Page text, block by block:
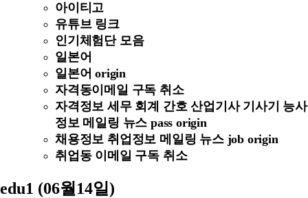
아이티고
유튜브 링크
인기체험단 모음
일본어
일본어 origin
자격동이메일 구독 취소
자격정보 세무 회계 간호 산업기사 기사기 능사
정보 메일링 뉴스 pass origin
채용정보 취업정보 메일링 뉴스 job origin
취업동 이메일 구독 취소
edu1 (06월14일)